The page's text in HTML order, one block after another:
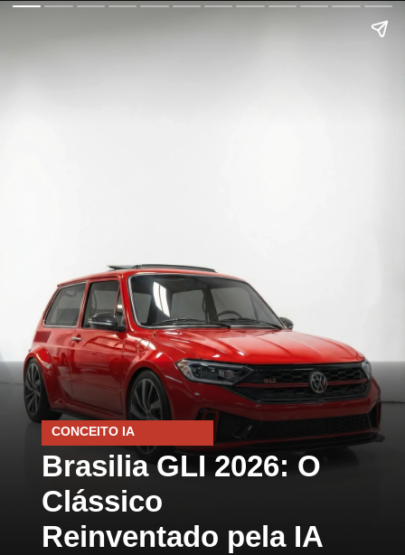
CONCEITO IA
Brasilia GLI 2026: O
Clássico
Reinventado pela IA